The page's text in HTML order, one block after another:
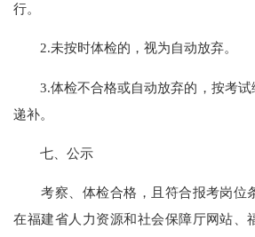
行。
2.未按时体检的，视为自动放弃。
3.体检不合格或自动放弃的，按考试
递补。
七、公示
考察、体检合格，且符合报考岗位
在福建省人力资源和社会保障厅网站、